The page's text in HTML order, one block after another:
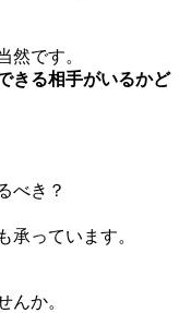
然です。
きる相手がいるかど
べき？
承っています。
んか。